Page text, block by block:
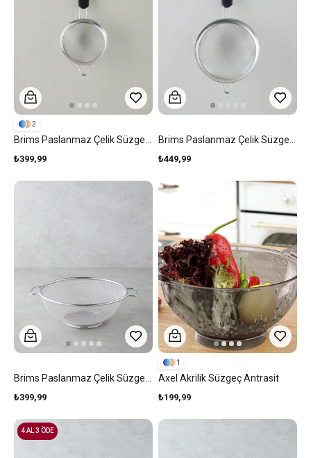
₺399,99
2
₺449,99
₺399,99
Axel Akrilik Süzgeç Antrasit
₺199,99
1
4 AL 3 ÖDE